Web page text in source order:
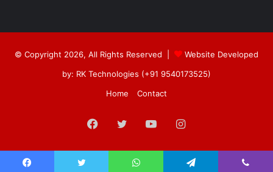
© Copyright 2026, All Rights Reserved |
Website Developed
by: RK Technologies (+91 9540173525)
Home
Contact
Facebook
TwitterYouTubeInstagram